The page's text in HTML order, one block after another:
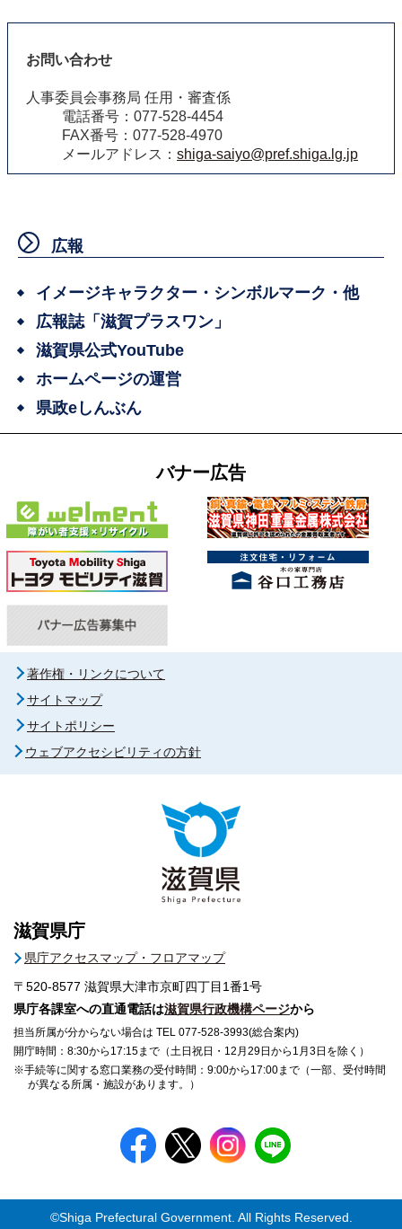
お問い合わせ
人事委員会事務局 任用・審査係
電話番号：077-528-4454
FAX番号：077-528-4970
メールアドレス： shiga-saiyo@pref.shiga.lg.jp
広報
イメージキャラクター・シンボルマーク・他
広報誌「滋賀プラスワン」
滋賀県公式YouTube
ホームページの運営
県政eしんぶん
バナー広告
著作権・リンクについて
サイトマップ
サイトポリシー
ウェブアクセシビリティの方針
滋賀県庁
県庁アクセスマップ・フロアマップ
〒520-8577 滋賀県大津市京町四丁目1番1号
県庁各課室への直通電話は滋賀県行政機構ページから
担当所属が分からない場合は TEL 077-528-3993(総合案内)
開庁時間：8:30から17:15まで（土日祝日・12月29日から1月3日を除く）
※手続等に関する窓口業務の受付時間：9:00から17:00まで（一部、受付時間
が異なる所属・施設があります。）
©Shiga Prefectural Government. All Rights Reserved.